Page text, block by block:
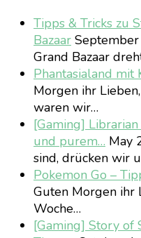
Tipps & Tricks zu
Bazaar
Grand Bazaar
Phantasialand mit
Morgen ihr
waren wir…
[Gaming]
und purem… May
sind, drücken wir
Pokemon Go –
Guten Morgen ihr
Woche…
[Gaming] Story of